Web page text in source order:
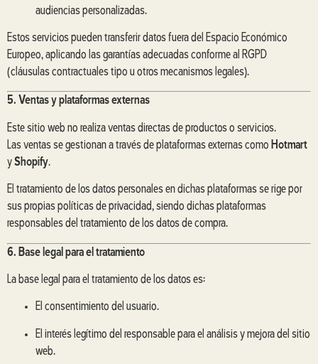
audiencias personalizadas.
Estos servicios pueden transferir datos fuera del Espacio Económico
Europeo, aplicando las garantías adecuadas conforme al RGPD
(cláusulas contractuales tipo u otros mecanismos legales).
5. Ventas y plataformas externas
Este sitio web no realiza ventas directas de productos o servicios.
Las ventas se gestionan a través de plataformas externas como Hotmart
y Shopify.
El tratamiento de los datos personales en dichas plataformas se rige por
sus propias políticas de privacidad, siendo dichas plataformas
responsables del tratamiento de los datos de compra.
6. Base legal para el tratamiento
La base legal para el tratamiento de los datos es:
El consentimiento del usuario.
El interés legítimo del responsable para el análisis y mejora del sitio
web.